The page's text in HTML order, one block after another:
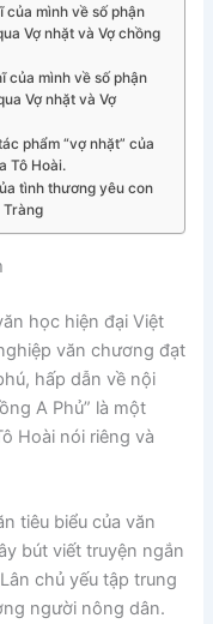
của mình về số phận
Vợ nhặt và Vợ chồng
của mình về số phận
Vợ nhặt và Vợ
phẩm “vợ nhặt” của
Tô Hoài.
tình thương yêu con
Tràng
học hiện đại Việt
văn chương đạt
hấp dẫn về nội
A Phủ” là một
Hoài nói riêng và
tiêu biểu của văn
bút viết truyện ngắn
chủ yếu tập trung
người nông dân.